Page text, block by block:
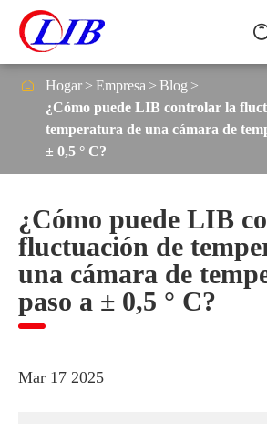
 Hogar Empresa
Blog
¿Cómo puede LIB controlar la
temperatura de una cámara de
± 0,5 ° C?
¿Cómo puede LIB
fluctuación de
una cámara de
paso a ± 0,5 ° C?
Mar 17 2025